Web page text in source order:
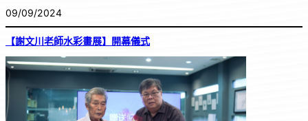
09/09/2024
【謝文川老師水彩畫展】開幕儀式